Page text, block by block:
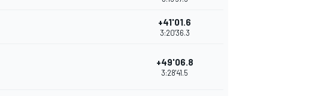
+41'01.6
3:20'36.3
+49'06.8
3:28'41.5